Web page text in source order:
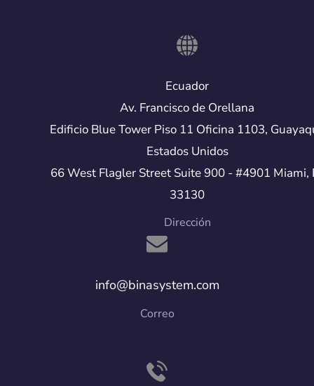
Ecuador
Av. Francisco de Orellana
Edificio Blue Tower Piso 11 Oficina 1103,
Estados Unidos
66 West Flagler Street Suite 900 - #4901 Miami,
33130
Dirección
info@binasystem.com
Correo